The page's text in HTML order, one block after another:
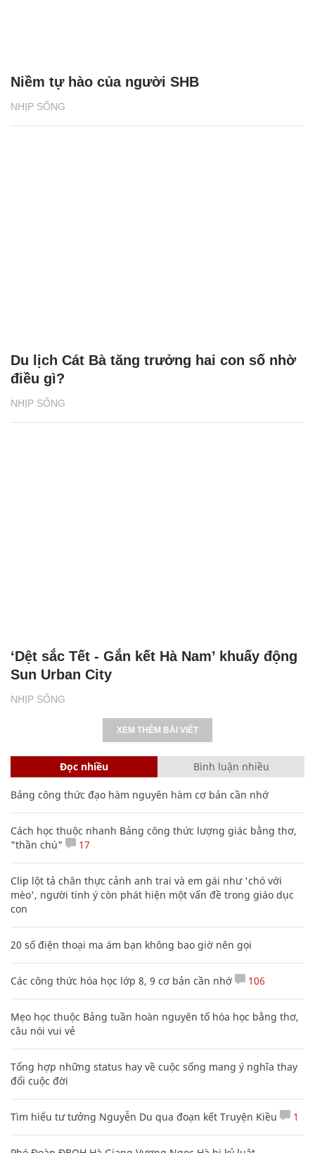
NHỊP SỐNG
Niềm tự hào của người SHB
NHỊP SỐNG
Du lịch Cát Bà tăng trưởng hai con số nhờ
điều gì?
NHỊP SỐNG
‘Dệt sắc Tết - Gắn kết Hà Nam’ khuấy động
Sun Urban City
XEM THÊM BÀI VIẾT
Đọc nhiều Bình luận nhiều
Bảng công thức đạo hàm nguyên hàm cơ bản cần nhớ
Cách học thuộc nhanh Bảng công thức lượng giác bằng thơ,
"thần chú"
17
Clip lột tả chân thực cảnh anh trai và em gái như 'chó với
mèo', người tinh ý còn phát hiện một vấn đề trong giáo dục
con
20 số điện thoại ma ám bạn không bao giờ nên gọi
Các công thức hóa học lớp 8, 9 cơ bản cần nhớ 106
Mẹo học thuộc Bảng tuần hoàn nguyên tố hóa học bằng thơ,
câu nói vui vẻ
Tổng hợp những status hay về cuộc sống mang ý nghĩa thay
đổi cuộc đời
Tìm hiểu tư tưởng Nguyễn Du qua đoạn kết Truyện Kiều 1